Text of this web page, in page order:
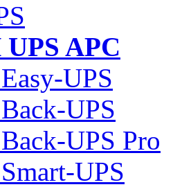
APC
UPS
UPS
UPS Pro
UPS